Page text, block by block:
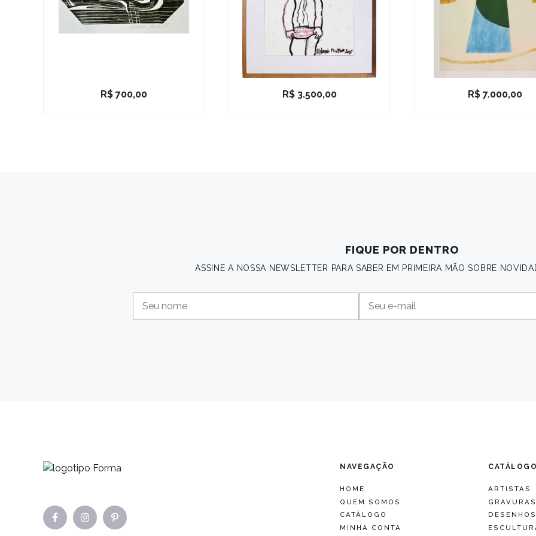
R$ 700,00 R$3.500,00 R$7.000,00
FIQUE POR DENTRO
ASSINE A NOSSA NEWSLETTER PARA SABER EM PRIMEIRA MÃO SOBRE
NAVEGAÇÃO
HOME
QUEM SOMOS
CATÁLOGO
MINHA CONTA
CATÁLOGO
ARTISTAS
GRAVURAS
DESENHOS